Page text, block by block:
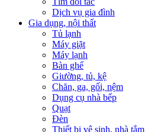
Dịch vụ gia đình
Gia dụng, nội thất
Tủ lạnh
Máy giặt
Máy lạnh
Bàn ghế
Giường, tủ, kệ
Chăn, ga, gối, nệm
Dụng cụ nhà bếp
Quạt
Đèn
Thiết bị vệ sinh, nhà tắm